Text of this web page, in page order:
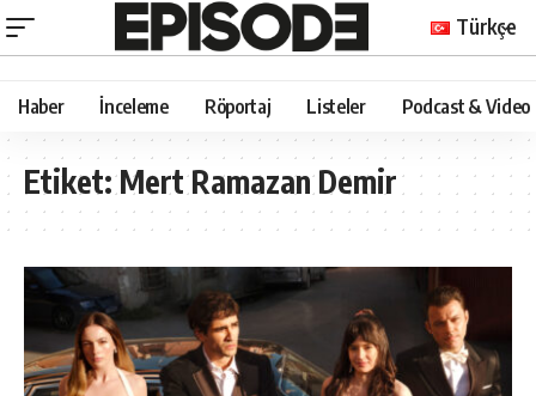
Türkçe
Haber İnceleme Röportaj Listeler Podcast & Video
Etiket:Mert Ramazan Demir